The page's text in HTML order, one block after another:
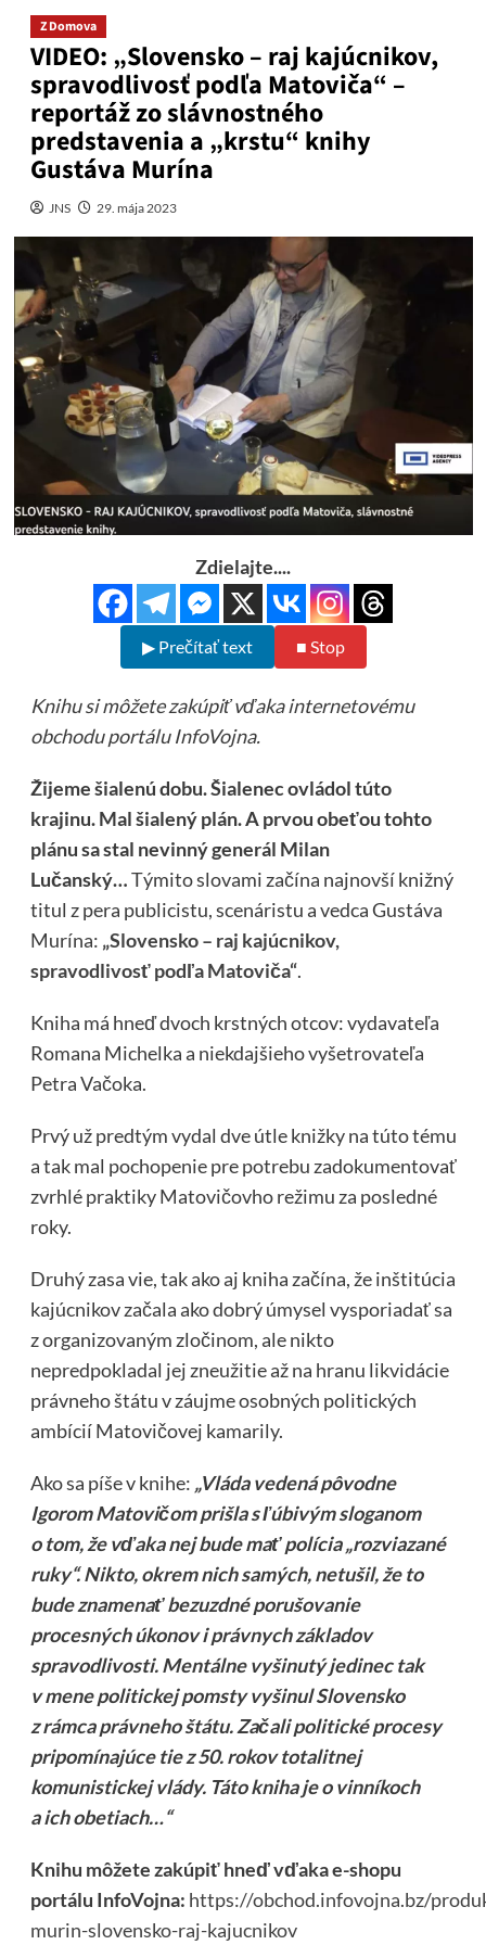
Z Domova
VIDEO: „Slovensko – raj kajúcnikov,
spravodlivosť podľa Matoviča“ –
reportáž zo slávnostného
predstavenia a „krstu“ knihy
Gustáva Murína
JNS 29. mája 2023
Zdielajte....
▶ Prečítať text ■ Stop
Knihu si môžete zakúpiť vďaka internetovému
obchodu portálu InfoVojna.
Žijeme šialenú dobu. Šialenec ovládol túto
krajinu. Mal šialený plán. A prvou obeťou tohto
plánu sa stal nevinný generál Milan
Lučanský…Týmito slovami začína najnovší knižný
titul z pera publicistu, scenáristu a vedca Gustáva
Murína: „Slovensko – raj kajúcnikov,
spravodlivosť podľa Matoviča“.
Kniha má hneď dvoch krstných otcov: vydavateľa
Romana Michelka a niekdajšieho vyšetrovateľa
Petra Vačoka.
Prvý už predtým vydal dve útle knižky na túto tému
a tak mal pochopenie pre potrebu zadokumentovať
zvrhlé praktiky Matovičovho režimu za posledné
roky.
Druhý zasa vie, tak ako aj kniha začína, že inštitúcia
kajúcnikov začala ako dobrý úmysel vysporiadať sa
z organizovaným zločinom, ale nikto
nepredpokladal jej zneužitie až na hranu likvidácie
právneho štátu v záujme osobných politických
ambícií Matovičovej kamarily.
Ako sa píše v knihe: „Vláda vedená pôvodne
Igorom Matovičom prišla s ľúbivým sloganom
o tom, že vďaka nej bude mať polícia „rozviazané
ruky“. Nikto, okrem nich samých, netušil, že to
bude znamenať bezuzdné porušovanie
procesných úkonov i právnych základov
spravodlivosti. Mentálne vyšinutý jedinec tak
v mene politickej pomsty vyšinul Slovensko
z rámca právneho štátu. Začali politické procesy
pripomínajúce tie z 50. rokov totalitnej
komunistickej vlády. Táto kniha je o vinníkoch
a ich obetiach…“
Knihu môžete zakúpiť hneď vďaka e-shopu
portálu InfoVojna: https://obchod.infovojna.bz/
murin-slovensko-raj-kajucnikov